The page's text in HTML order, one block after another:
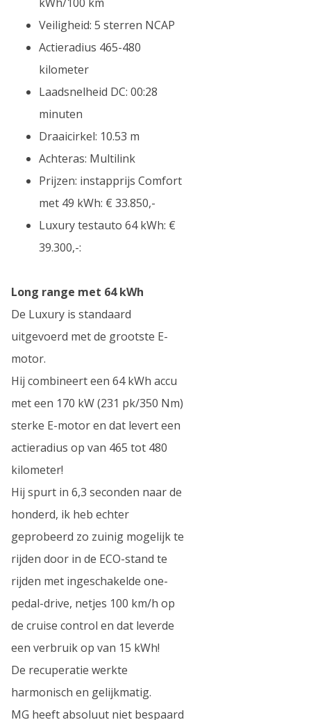
Veiligheid: 5 sterren NCAP
Actieradius 465-480
kilometer
Laadsnelheid DC: 00:28
minuten
Draaicirkel: 10.53 m
Achteras: Multilink
Prijzen: instapprijs Comfort
met 49 kWh: € 33.850,-
Luxury testauto 64 kWh: €
39.300,-:
Long range met 64 kWh
De Luxury is standaard
uitgevoerd met de grootste E-
motor.
Hij combineert een 64 kWh accu
met een 170 kW (231 pk/350 Nm)
sterke E-motor en dat levert een
actieradius op van 465 tot 480
kilometer!
Hij spurt in 6,3 seconden naar de
honderd, ik heb echter
geprobeerd zo zuinig mogelijk te
rijden door in de ECO-stand te
rijden met ingeschakelde one-
pedal-drive, netjes 100 km/h op
de cruise control en dat leverde
een verbruik op van 15 kWh!
De recuperatie werkte
harmonisch en gelijkmatig.
MG heeft absoluut niet bespaard